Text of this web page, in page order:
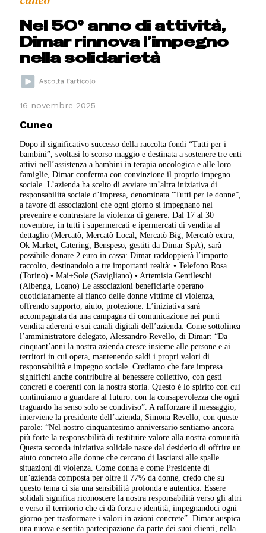
Nel 50° anno di attività,
Dimar rinnova l’impegno
nella solidarietà
16 novembre 2025
Cuneo
Dopo il significativo successo della raccolta fondi “Tutti per i
bambini”, svoltasi lo scorso maggio e destinata a sostenere tre enti
attivi nell’assistenza a bambini in terapia oncologica e alle loro
famiglie, Dimar conferma con convinzione il proprio impegno
sociale. L’azienda ha scelto di avviare un’altra iniziativa di
responsabilità sociale d’impresa, denominata “Tutti per le donne”,
a favore di associazioni che ogni giorno si impegnano nel
prevenire e contrastare la violenza di genere. Dal 17 al 30
novembre, in tutti i supermercati e ipermercati di vendita al
dettaglio (Mercatò, Mercatò Local, Mercatò Big, Mercatò extra,
Ok Market, Catering, Benspeso, gestiti da Dimar SpA), sarà
possibile donare 2 euro in cassa: Dimar raddoppierà l’importo
raccolto, destinandolo a tre importanti realtà: • Telefono Rosa
(Torino) • Mai+Sole (Savigliano) • Artemisia Gentileschi
(Albenga, Loano) Le associazioni beneficiarie operano
quotidianamente al fianco delle donne vittime di violenza,
offrendo supporto, aiuto, protezione. L’iniziativa sarà
accompagnata da una campagna di comunicazione nei punti
vendita aderenti e sui canali digitali dell’azienda. Come sottolinea
l’amministratore delegato, Alessandro Revello, di Dimar: “Da
cinquant’anni la nostra azienda cresce insieme alle persone e ai
territori in cui opera, mantenendo saldi i propri valori di
responsabilità e impegno sociale. Crediamo che fare impresa
significhi anche contribuire al benessere collettivo, con gesti
concreti e coerenti con la nostra storia. Questo è lo spirito con cui
continuiamo a guardare al futuro: con la consapevolezza che ogni
traguardo ha senso solo se condiviso”. A rafforzare il messaggio,
interviene la presidente dell’azienda, Simona Revello, con queste
parole: “Nel nostro cinquantesimo anniversario sentiamo ancora
più forte la responsabilità di restituire valore alla nostra comunità.
Questa seconda iniziativa solidale nasce dal desiderio di offrire un
aiuto concreto alle donne che cercano di lasciarsi alle spalle
situazioni di violenza. Come donna e come Presidente di
un’azienda composta per oltre il 77% da donne, credo che su
questo tema ci sia una sensibilità profonda e autentica. Essere
solidali significa riconoscere la nostra responsabilità verso gli altri
e verso il territorio che ci dà forza e identità, impegnandoci ogni
giorno per trasformare i valori in azioni concrete”. Dimar auspica
una nuova e sentita partecipazione da parte dei suoi clienti, nella